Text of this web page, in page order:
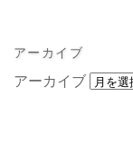
アーカイブ
アーカイブ